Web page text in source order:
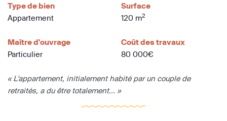
Type de bien
Appartement
Surface
120 m2
Maître d'ouvrage
Particulier
Coût des travaux
80 000€
« L'appartement, initialement habité par un couple de
retraités, a du être totalement... »